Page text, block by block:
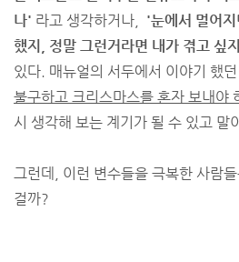
나' 라고 생각하거나,
'눈에서 멀어
했지, 정말 그런거라면 내가 겪고 싶
있다. 매뉴얼의 서두에서 이야기 했던
불구하고 크리스마스를 혼자 보내야
시 생각해 보는 계기가 될 수 있고 말
그런데, 이런 변수들을 극복한 사람
걸까?